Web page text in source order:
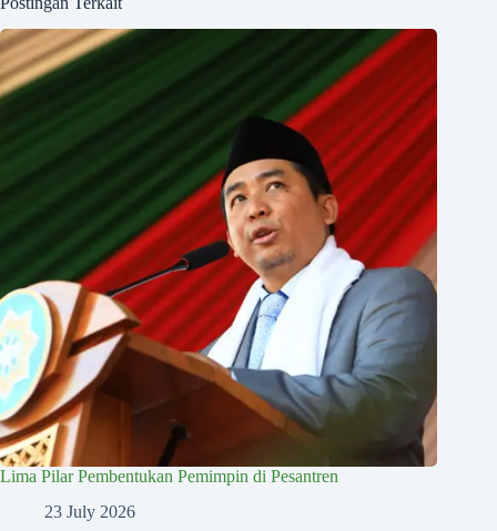
Lima Pilar Pembentukan Pemimpin di Pesantren
23 July 2026